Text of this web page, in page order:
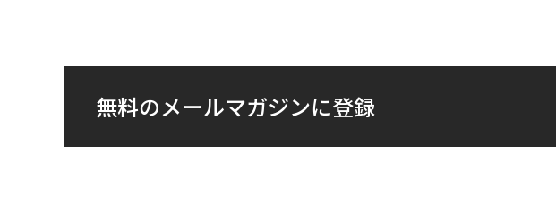
無料のメールマガジンに登録